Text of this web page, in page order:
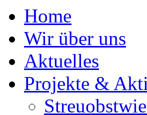
Home
Wir über uns
Aktuelles
Projekte &